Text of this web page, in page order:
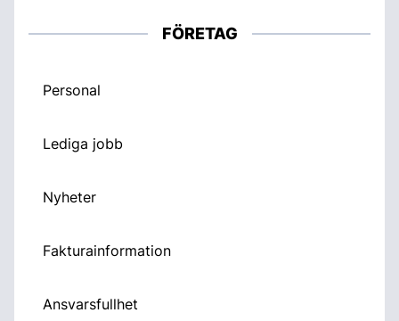
FÖRETAG
Personal
Lediga jobb
Nyheter
Fakturainformation
Ansvarsfullhet